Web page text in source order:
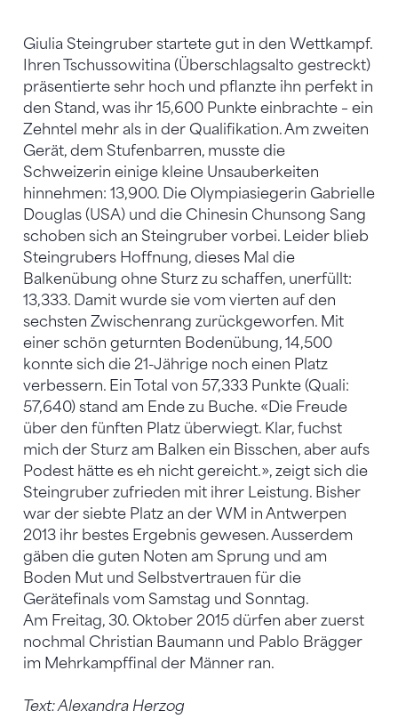
Giulia Steingruber startete gut in den Wettkampf.
Ihren Tschussowitina (Überschlagsalto gestreckt)
präsentierte sehr hoch und pflanzte ihn perfekt in
den Stand, was ihr 15,600 Punkte einbrachte – ein
Zehntel mehr als in der Qualifikation. Am zweiten
Gerät, dem Stufenbarren, musste die
Schweizerin einige kleine Unsauberkeiten
hinnehmen: 13,900. Die Olympiasiegerin Gabrielle
Douglas (USA) und die Chinesin Chunsong Sang
schoben sich an Steingruber vorbei. Leider blieb
Steingrubers Hoffnung, dieses Mal die
Balkenübung ohne Sturz zu schaffen, unerfüllt:
13,333. Damit wurde sie vom vierten auf den
sechsten Zwischenrang zurückgeworfen. Mit
einer schön geturnten Bodenübung, 14,500
konnte sich die 21-Jährige noch einen Platz
verbessern. Ein Total von 57,333 Punkte (Quali:
57,640) stand am Ende zu Buche. «Die Freude
über den fünften Platz überwiegt. Klar, fuchst
mich der Sturz am Balken ein Bisschen, aber aufs
Podest hätte es eh nicht gereicht.», zeigt sich die
Steingruber zufrieden mit ihrer Leistung. Bisher
war der siebte Platz an der WM in Antwerpen
2013 ihr bestes Ergebnis gewesen. Ausserdem
gäben die guten Noten am Sprung und am
Boden Mut und Selbstvertrauen für die
Gerätefinals vom Samstag und Sonntag.
Am Freitag, 30. Oktober 2015 dürfen aber zuerst
nochmal Christian Baumann und Pablo Brägger
im Mehrkampffinal der Männer ran.
Text: Alexandra Herzog